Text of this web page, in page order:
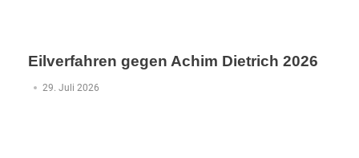
Eilverfahren gegen Achim Dietrich 2026
29. Juli 2026